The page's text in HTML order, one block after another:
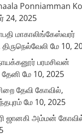
Ponniamman
24, 2025
மாகாலிங்கேஸ்வரர்
மே 10,
பரமசிவன்
மே 10, 2025
தேவி கோவில்,
மே 10, 2025
ஜானகி அம்மன்